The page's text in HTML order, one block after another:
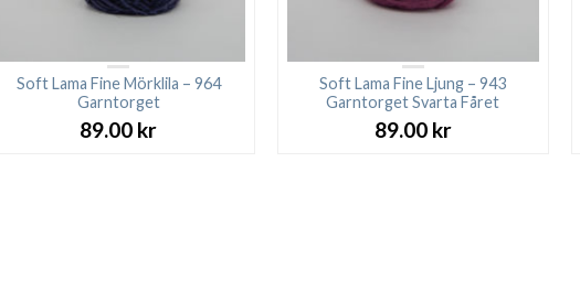
Soft Lama Fine Mörklila – 964
Garntorget
89.00 kr
Soft Lama Fine Ljung – 943
Garntorget Svarta Fåret
89.00 kr